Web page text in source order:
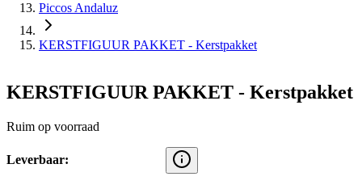
Piccos Andaluz
KERSTFIGUUR PAKKET - Kerstpakket
KERSTFIGUUR PAKKET - Kerstpakket
Ruim op voorraad
Leverbaar: